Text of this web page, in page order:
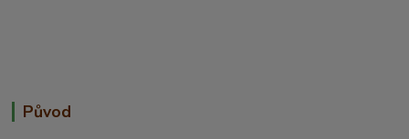
Původ